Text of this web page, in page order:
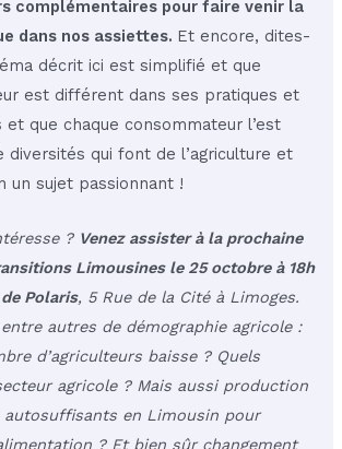
complémentaires pour faire venir la
dans nos assiettes. Et encore, dites-
décrit ici est simplifié et que
est différent dans ses pratiques et
que chaque consommateur l’est
diversités qui font de l’agriculture et
un sujet passionnant !
? Venez assister à la prochaine
Limousines le 25 octobre à 18h
Polaris, 5 Rue de la Cité à Limoges.
autres de démographie agricole :
d’agriculteurs baisse ? Quels
agricole ? Mais aussi production
en Limousin pour
? Et bien sûr changement